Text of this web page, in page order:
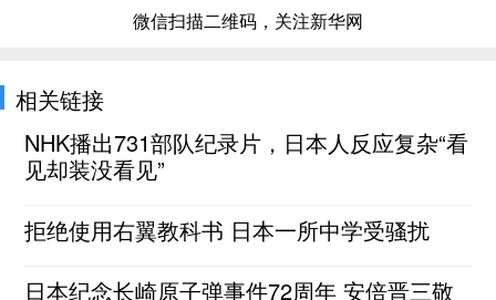
微信扫描二维码，关注新华网
相关链接
NHK播出731部队纪录片，日本人反应复杂“看
见却装没看见”
拒绝使用右翼教科书 日本一所中学受骚扰
日本纪念长崎原子弹事件72周年 安倍晋三敬